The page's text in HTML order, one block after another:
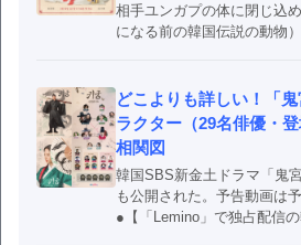
相手ユンガプの体に閉じ込
になる前の韓国伝説の動物）
どこよりも詳しい！「
ラクター（29名俳優・
相関図
韓国SBS新金土ドラマ「鬼
も公開された。予告動画は
●【「Lemino」で独占配信の